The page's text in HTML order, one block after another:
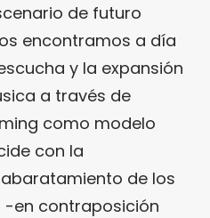
de futuro
encontramos a día
y la expansión
a través de
como modelo
con la
de los
en contraposición